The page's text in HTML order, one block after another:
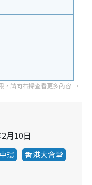
月10日
中環 香港大會堂